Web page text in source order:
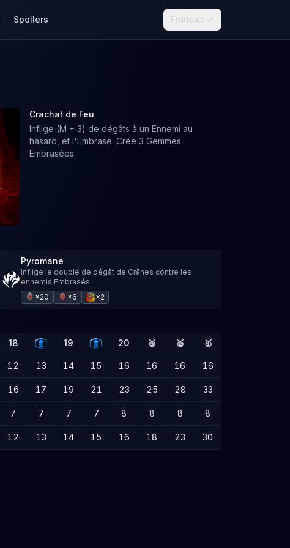
Spoilers Français
Crachat de Feu
Inflige (M + 3) de dégâts à un Ennemi au
hasard, et l'Embrase. Crée 3 Gemmes
Embrasées.
Pyromane
Inflige le double de dégât de Crânes contre les
ennemis Embrasés.
×20
×6 ×2
18 19 20 🥉 🥈 🥇
12 13 14 15 16 16 16 16
16 17 19 21 23 25 28 33
7 7 7 7 8 8 8 8
12 13 14 15 16 18 23 30